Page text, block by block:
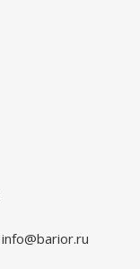
info@barior.ru